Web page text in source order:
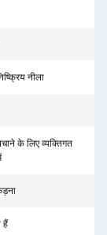
नीला
के लिए व्यक्तिगत
हैं